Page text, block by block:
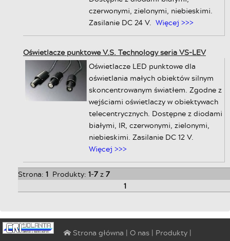
czerwonymi, zielonymi, niebieskimi.
Zasilanie DC 24 V. Więcej >>>
Oświetlacze punktowe V.S. Technology seria VS-LEV
Oświetlacze LED punktowe dla
oświetlania małych obiektów silnym
skoncentrowanym światłem. Zgodne z
wejściami oświetlaczy w obiektywach
telecentrycznych. Dostępne z diodami
białymi, IR, czerwonymi, zielonymi,
niebieskimi. Zasilanie DC 12 V.
Więcej >>>
Strona: 1 Produkty: 1-7z7
1
⌂ Strona główna | O nas | Produkty |